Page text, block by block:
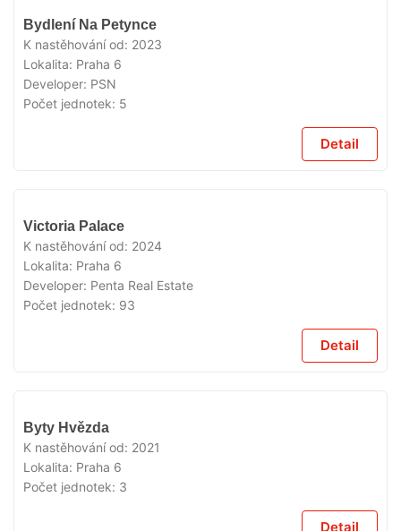
Bydlení Na Petynce
K nastěhování od: 2023
Lokalita: Praha 6
Developer: PSN
Počet jednotek: 5
Detail
Victoria Palace
K nastěhování od: 2024
Lokalita: Praha 6
Developer: Penta Real Estate
Počet jednotek: 93
Detail
Byty Hvězda
K nastěhování od: 2021
Lokalita: Praha 6
Počet jednotek: 3
Detail